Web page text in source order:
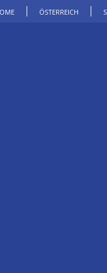
ÖSTERREICH